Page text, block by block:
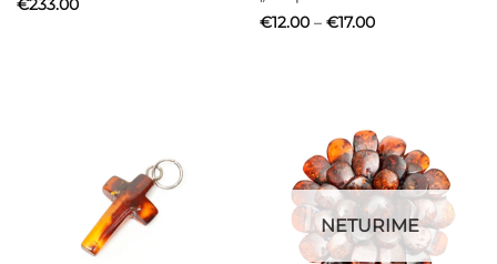
€233.00
€12.00 – €17.00Price
NETURIME